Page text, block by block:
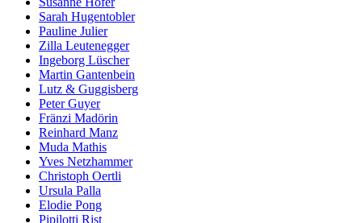
Sarah Hugentobler
Pauline Julier
Zilla Leutenegger
Ingeborg Lüscher
Martin Gantenbein
Lutz & Guggisberg
Peter Guyer
Fränzi Madörin
Reinhard Manz
Muda Mathis
Yves Netzhammer
Christoph Oertli
Ursula Palla
Elodie Pong
Pipilotti Rist